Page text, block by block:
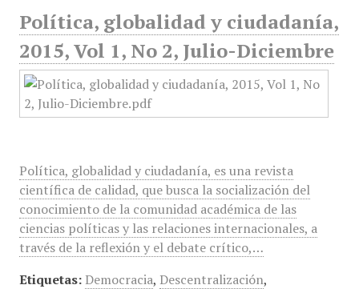
Política, globalidad y ciudadanía,
2015, Vol 1, No 2, Julio-Diciembre
Política, globalidad y ciudadanía, es una revista
científica de calidad, que busca la socialización del
conocimiento de la comunidad académica de las
ciencias políticas y las relaciones internacionales, a
través de la reflexión y el debate crítico,…
Etiquetas: Democracia, Descentralización,